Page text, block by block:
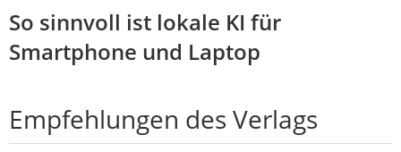
So sinnvoll ist lokale KI für
Smartphone und Laptop
Empfehlungen des Verlags